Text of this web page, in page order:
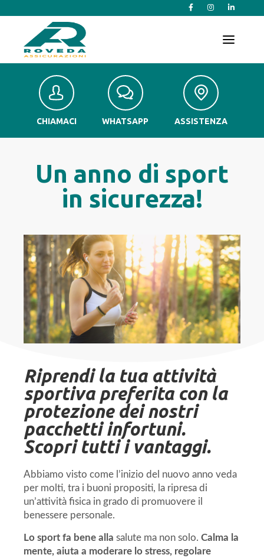
T
v
g
i
o
CHIAMACI WHATSAPP ASSISTENZA
Un anno di sport
in sicurezza!
Riprendi la tua attività
sportiva preferita con la
protezione dei nostri
pacchetti infortuni.
Scopri tutti i vantaggi.
Abbiamo visto come l’inizio del nuovo anno veda
per molti, tra i buoni propositi, la ripresa di
un’attività fisica in grado di promuovere il
benessere personale.
Lo sport fa bene alla salute ma non solo. Calma la
mente, aiuta a moderare lo stress, regolare